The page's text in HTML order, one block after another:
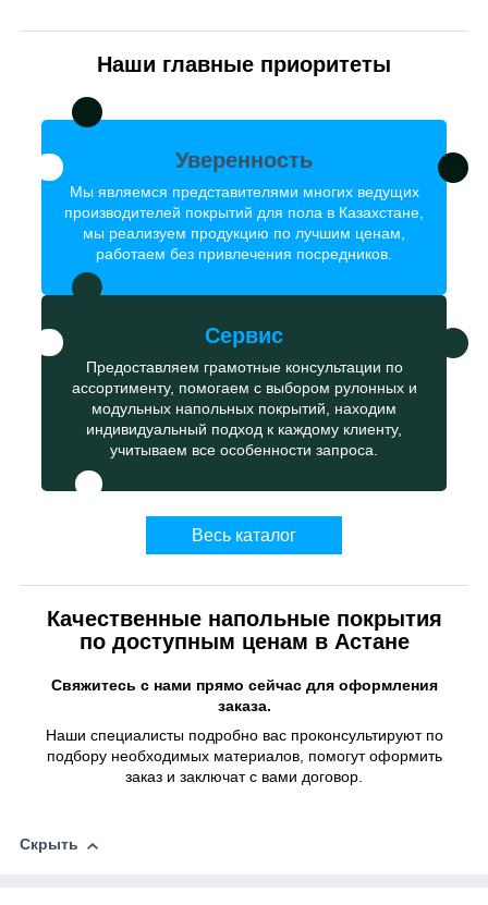
Наши главные приоритеты
Уверенность
Мы являемся представителями многих ведущих
производителей покрытий для пола в Казахстане,
мы реализуем продукцию по лучшим ценам,
работаем без привлечения посредников.
Сервис
Предоставляем грамотные консультации по
ассортименту, помогаем с выбором рулонных и
модульных напольных покрытий, находим
индивидуальный подход к каждому клиенту,
учитываем все особенности запроса.
Весь каталог
Качественные напольные покрытия
по доступным ценам в Астане
Свяжитесь с нами прямо сейчас для оформления
заказа.
Наши специалисты подробно вас проконсультируют по
подбору необходимых материалов, помогут оформить
заказ и заключат с вами договор.
Скрыть